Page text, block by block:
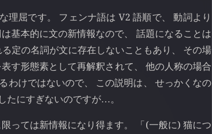
理屈です。 フェンナ語は V2 語順で、 動詞より
基本的に文の新情報なので、 話題になることは
定の名詞が文に存在しないこともあり、 その場
す形態素として再解釈されて、 他の人称の場合
わけではないので、 この説明は、 せっかくなの
たにすぎないのですが…。
っては新情報になり得ます。 「(一般に) 猫につ